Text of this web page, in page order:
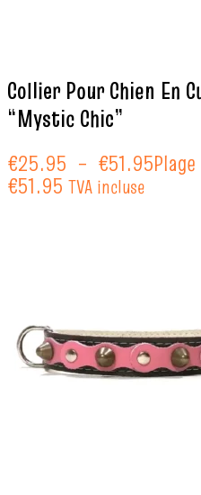
Collier Pour Chien En
“Mystic Chic”
€25.95 – €51.95
€51.95 TVA incluse